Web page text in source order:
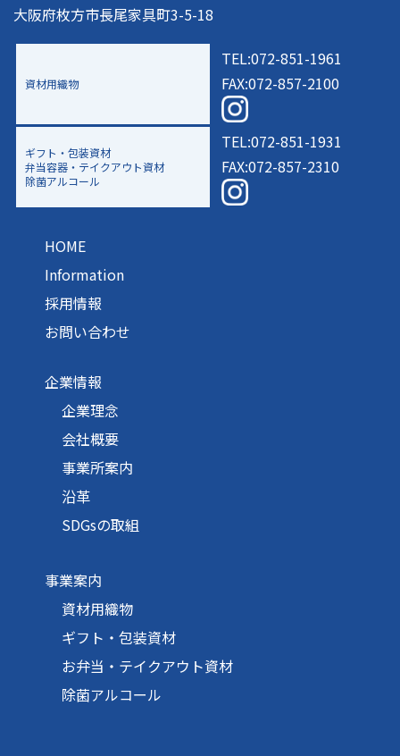
大阪府枚方市長尾家具町3-5-18
資材用織物
TEL:072-851-1961
FAX:072-857-2100
ギフト・包装資材
弁当容器・テイクアウト資材
除菌アルコール
TEL:072-851-1931
FAX:072-857-2310
HOME
Information
採用情報
お問い合わせ
企業情報
企業理念
会社概要
事業所案内
沿革
SDGsの取組
事業案内
資材用織物
ギフト・包装資材
お弁当・テイクアウト資材
除菌アルコール